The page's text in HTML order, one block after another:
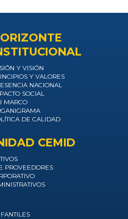
Y VISIÓN
Y VALORES
NACIONAL
SOCIAL
MARCO
DE CALIDAD
CEMID
PROVEEDORES